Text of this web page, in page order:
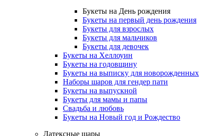
Букеты на День рождения
Букеты на первый день рождения
Букеты для взрослых
Букеты для мальчиков
Букеты для девочек
Букеты на Хеллоуин
Букеты на годовщину
Букеты на выписку для новорожденных
Наборы шаров для гендер пати
Букеты на выпускной
Букеты для мамы и папы
Свадьба и любовь
Букеты на Новый год и Рождество
Латексные шары